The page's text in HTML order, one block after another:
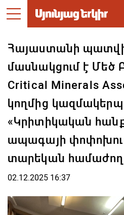
Հայաստանի
մասնակցում է Մեծ
Critical Minerals
կողմից
«Կրիտիկական
ապագայի
տարեկան
02.12.2025 16:37